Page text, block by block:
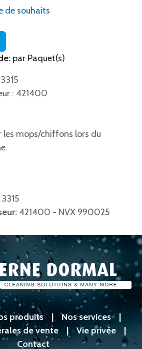
de souhaits
par Paquet(s)
: 421400
les mops/chiffons lors du
3315
421400 - NVX 990025
produits|Nos services|
de vente | Vie privée |
Contact